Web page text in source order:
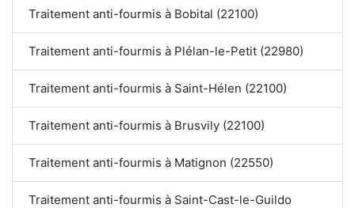
Traitement anti-fourmis à Bobital (22100)
Traitement anti-fourmis à Plélan-le-Petit (22980)
Traitement anti-fourmis à Saint-Hélen (22100)
Traitement anti-fourmis à Brusvily (22100)
Traitement anti-fourmis à Matignon (22550)
Traitement anti-fourmis à Saint-Cast-le-Guildo